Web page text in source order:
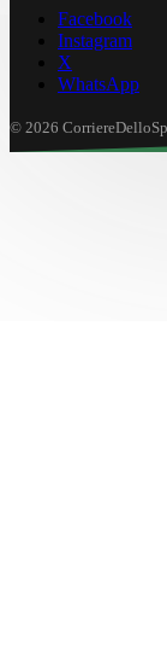
Facebook
Instagram
X
WhatsApp
© 2026